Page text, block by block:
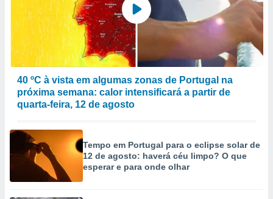
40 ºC à vista em algumas zonas de Portugal na
próxima semana: calor intensificará a partir de
quarta-feira, 12 de agosto
Tempo em Portugal para o eclipse solar de
12 de agosto: haverá céu limpo? O que
esperar e para onde olhar